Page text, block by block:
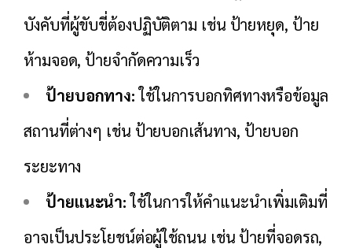
บังคับที่ผู้ขับขี่ต้องปฏิบัติตาม เช่น ป้ายหยุด, ป้าย
ห้ามจอด, ป้ายจำกัดความเร็ว
ป้ายบอกทาง:ใช้ในการบอกทิศทางหรือข้อมูล
สถานที่ต่างๆ เช่น ป้ายบอกเส้นทาง, ป้ายบอก
ระยะทาง
ป้ายแนะนำ:ใช้ในการให้คำแนะนำเพิ่มเติมที่
อาจเป็นประโยชน์ต่อผู้ใช้ถนน เช่น ป้ายที่จอดรถ,